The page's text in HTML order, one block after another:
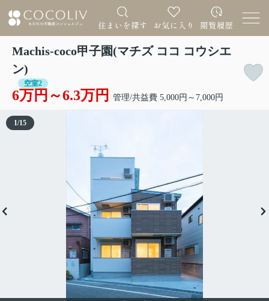
Machis-coco甲子園(マチズ ココ コウシエ
ン)
空室2
6万円～6.3万円 管理/共益費 5,000円～7,000円
1/15